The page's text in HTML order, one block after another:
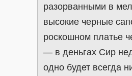
разорванными в
высокие черные
роскошном платье
— в деньгах Сир
одно будет всегда